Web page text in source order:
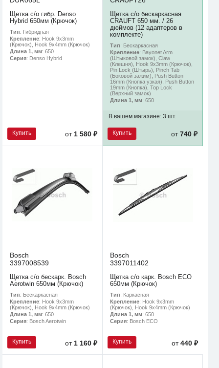
Щетка с/о гибр. Denso
Hybrid 650мм (Крючок)
Тип: Гибридная
Крепление: Hook 9x3mm
(Крючок), Hook 9x4mm (Крючок)
Длина 1, мм: 650
Серия: Denso Hybrid
Купить от1 580 ₽
Щетка с/о бескаркасная
CRAUFT 650 мм. / 26
дюймов (12 адаптеров в
комплекте)
Тип: Бескаркасная
Крепление: Bayonet Arm
(Штыковой замок), Claw
(Клешня), Hook 9x3mm (Крючок),
Pin Lock (Штырь), Pinch Tab
(Боковой зажим), Push Button
16mm (Кнопка узкая), Push Button
19mm (Кнопка), Top Lock
(Верхний замок)
Длина 1, мм: 650
В вашем магазине: 3 шт.
Купить от740 ₽
Bosch
3397008539
Щетка с/о бескарк. Bosch
Aerotwin 650мм (Крючок)
Тип: Бескаркасная
Крепление: Hook 9x3mm
(Крючок), Hook 9x4mm (Крючок)
Длина 1, мм: 650
Серия: Bosch Aerotwin
Купить от 1 160 ₽
Bosch
3397011402
Щетка с/о карк. Bosch ECO
650мм (Крючок)
Тип: Каркасная
Крепление: Hook 9x3mm
(Крючок), Hook 9x4mm (Крючок)
Длина 1, мм: 650
Серия: Bosch ECO
Купить от440 ₽